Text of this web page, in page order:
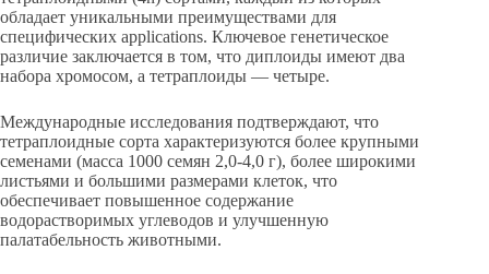
обладает уникальными преимуществами для
специфических applications. Ключевое генетическое
различие заключается в том, что диплоиды имеют два
набора хромосом, а тетраплоиды — четыре.
Международные исследования подтверждают, что
тетраплоидные сорта характеризуются более крупными
семенами (масса 1000 семян 2,0-4,0 г), более широкими
листьями и большими размерами клеток, что
обеспечивает повышенное содержание
водорастворимых углеводов и улучшенную
палатабельность животными.